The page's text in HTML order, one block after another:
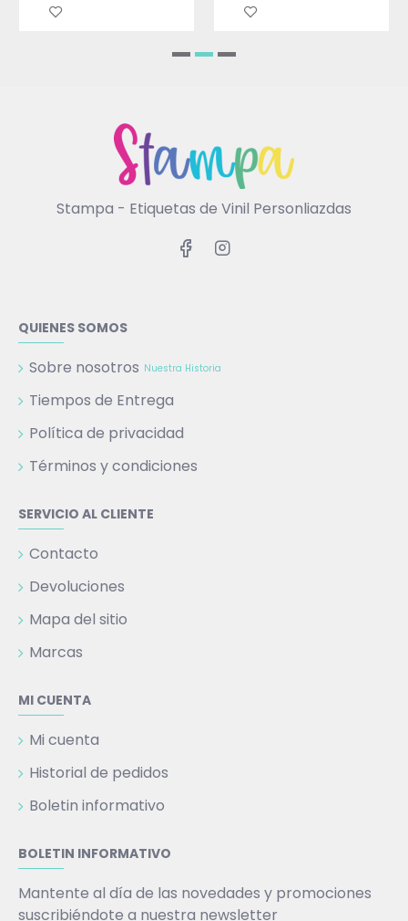
Stampa - Etiquetas de Vinil Personliazdas
QUIENES SOMOS
Sobre nosotros Nuestra Historia
Tiempos de Entrega
Política de privacidad
Términos y condiciones
SERVICIO AL CLIENTE
Contacto
Devoluciones
Mapa del sitio
Marcas
MI CUENTA
Mi cuenta
Historial de pedidos
Boletin informativo
BOLETIN INFORMATIVO
Mantente al día de las novedades y promociones
suscribiéndote a nuestra newsletter